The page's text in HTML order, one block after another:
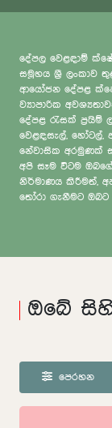
දේපල වෙළඳාම්
සමූහය ශ්‍රී ලංකාව
ආයෝජන දේපළ
ව්‍යාපාරික
දේපළ රැසක් ප්‍රයිම්
වෙළඳසැල්, හෝටල්,
නේවාසික අරමුණක්
අපි සෑම විටම
නිර්මාණය කිරීමත්,
තෝරා ගැනීමට
ඔබේ
පෙරහන